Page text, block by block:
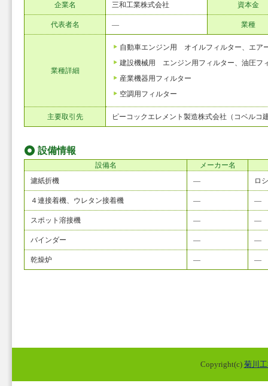
企業名 三和工業株式会社 資本金
代表者名 ― 業種
業種詳細
自動車エンジン用 オイルフィルター、エア
建設機械用 エンジン用フィルター、油圧フ
産業機器用フィルター
空調用フィルター
主要取引先 ピーコックエレメント製造株式会社（コベルコ
設備情報
設備名
メーカー名
濾紙折機
― ロ
４連接着機、ウレタン接着機 ― ―
スポット溶接機 ― ―
バインダー ― ―
乾燥炉 ― ―
Copyright(c) 菊川